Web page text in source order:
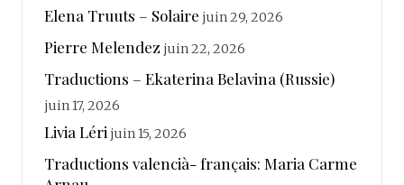
Elena Truuts – Solaire juin 29, 2026
Pierre Melendez juin 22, 2026
Traductions – Ekaterina Belavina (Russie)
juin 17, 2026
Livia Léri juin 15, 2026
Traductions valencià- français: Maria Carme